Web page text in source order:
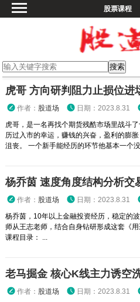
股票课程
期货课程
期权课程
外汇课程
高校课程
其他课程
作者： 股道场 日期：2023.8.31
虎哥，是一名再找个期货残酷市场里战斗
历过入市的幸运，赚钱的兴奋，盈利的膨
沮丧。 一个新手能经历的环节他基本一个
作者： 股道场 日期：2023.8.31
杨乔茵，10年以上金融投资经历，稳定的
师从王志老师，结合自身钻研形成这套《
课程目录： ...
作者： 股道场 日期：2023.8.31